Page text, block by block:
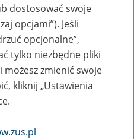
zakładanie profili
firmy
dostosować swoje
opcjami”). Jeśli
opcjonalne”,
tylko niezbędne pliki
możesz zmienić swoje
kliknij „Ustawienia